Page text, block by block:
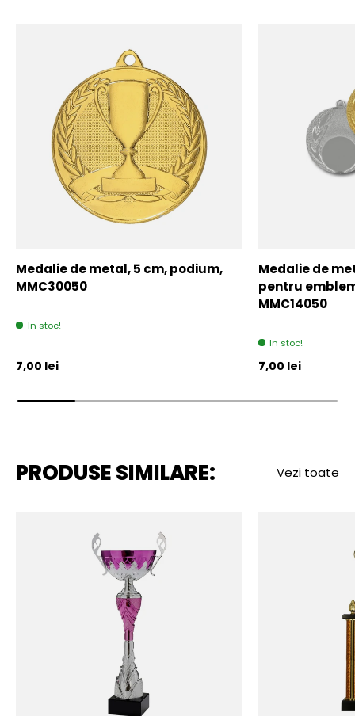
Medalie de metal, 5 cm, podium,
MMC30050
In stoc!
Pret initial
7,00 lei
Medalie de
pentru
MMC14050
In stoc!
Pret initial
7,00 lei
PRODUSE SIMILARE: Vezi toate